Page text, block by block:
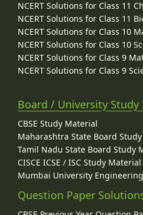
NCERT Solutions for Class 11
NCERT Solutions for Class 11
NCERT Solutions for Class 10
NCERT Solutions for Class 10
NCERT Solutions for Class 9
NCERT Solutions for Class 9
Board / University Study
CBSE Study Material
Maharashtra State Board
Tamil Nadu State Board Study
CISCE ICSE / ISC Study Material
Mumbai University
Question Paper